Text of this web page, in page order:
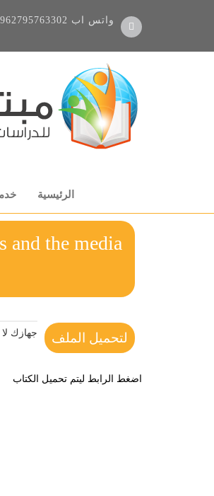
واتس اب
الرئيسية
لتحميل الملف جهازك
اضغط الرابط ليتم تحميل الكتاب